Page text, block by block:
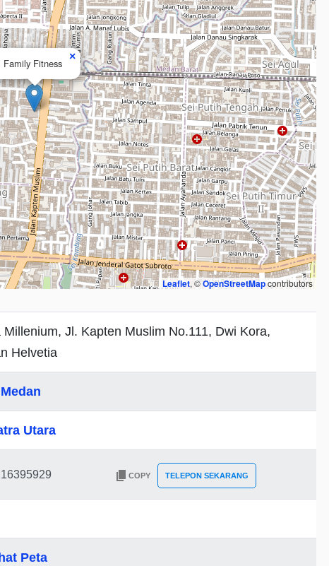
Family Fitness
×
Leaflet, ©OpenStreetMapcontributors
Millenium, Jl. Kapten Muslim No.111, Dwi Kora,
Helvetia
Utara
COPY TELEPON SEKARANG
Peta